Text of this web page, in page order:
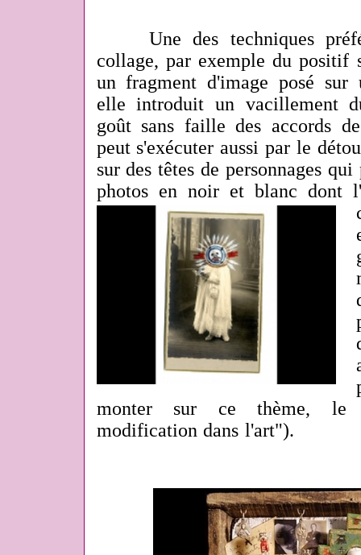
Une des techniques
collage, par exemple du positif
un fragment d'image posé sur
elle introduit un vacillement
goût sans faille des accords
peut s'exécuter aussi par le
sur des têtes de personnages
photos en noir et blanc dont
monter sur ce thème, le
modification dans l'art").